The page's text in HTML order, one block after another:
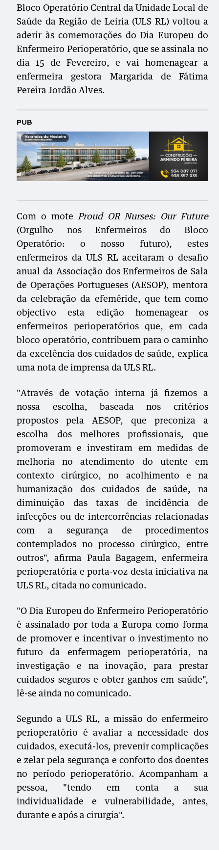
Bloco Operatório Central da Unidade Local de
Saúde da Região de Leiria (ULS RL) voltou a
aderir às comemorações do Dia Europeu do
Enfermeiro Perioperatório, que se assinala no
dia 15 de Fevereiro, e vai homenagear a
enfermeira gestora Margarida de Fátima
Pereira Jordão Alves.
PUB
Com o moteProud OR Nurses: Our Future
(Orgulho nos Enfermeiros do Bloco
Operatório: o nosso futuro), estes
enfermeiros da ULS RL aceitaram o desafio
anual da Associação dos Enfermeiros de Sala
de Operações Portugueses (AESOP), mentora
da celebração da efeméride, que tem como
objectivo esta edição homenagear os
enfermeiros perioperatórios que, em cada
bloco operatório, contribuem para o caminho
da excelência dos cuidados de saúde, explica
uma nota de imprensa da ULS RL.
"Através de votação interna já fizemos a
nossa escolha, baseada nos critérios
propostos pela AESOP, que preconiza a
escolha dos melhores profissionais, que
promoveram e investiram em medidas de
melhoria no atendimento do utente em
contexto cirúrgico, no acolhimento e na
humanização dos cuidados de saúde, na
diminuição das taxas de incidência de
infecções ou de intercorrências relacionadas
com a segurança de procedimentos
contemplados no processo cirúrgico, entre
outros", afirma Paula Bagagem, enfermeira
perioperatória e porta-voz desta iniciativa na
ULS RL, citada no comunicado.
"O Dia Europeu do Enfermeiro Perioperatório
é assinalado por toda a Europa como forma
de promover e incentivar o investimento no
futuro da enfermagem perioperatória, na
investigação e na inovação, para prestar
cuidados seguros e obter ganhos em saúde",
lê-se ainda no comunicado.
Segundo a ULS RL, a missão do enfermeiro
perioperatório é avaliar a necessidade dos
cuidados, executá-los, prevenir complicações
e zelar pela segurança e conforto dos doentes
no período perioperatório. Acompanham a
pessoa, "tendo em conta a sua
individualidade e vulnerabilidade, antes,
durante e após a cirurgia".